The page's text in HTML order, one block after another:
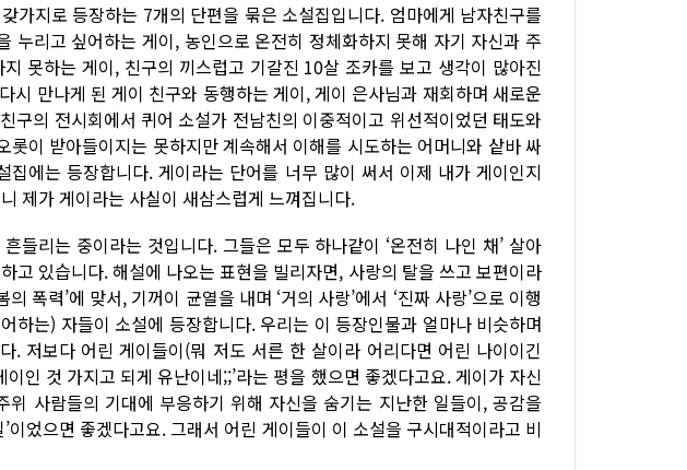
가지로 등장하는 7개의 단편을 묶은 소설집입니다. 엄마에게 남자친구를
누리고 싶어하는 게이, 농인으로 온전히 정체화하지 못해 자기 자신과 주
못하는 게이, 친구의 끼스럽고 기갈진 10살 조카를 보고 생각이 많아진
시 만나게 된 게이 친구와 동행하는 게이, 게이 은사님과 재회하며 새로운
구의 전시회에서 퀴어 소설가 전남친의 이중적이고 위선적이었던 태도와
이 받아들이지는 못하지만 계속해서 이해를 시도하는 어머니와 샅바 싸
에는 등장합니다. 게이라는 단어를 너무 많이 써서 이제 내가 게이인지
제가 게이라는 사실이 새삼스럽게 느껴집니다.
들리는 중이라는 것입니다. 그들은 모두 하나같이 ‘온전히 나인 채’ 살아
고 있습니다. 해설에 나오는 표현을 빌리자면, 사랑의 탈을 쓰고 보편이라
폭력’에 맞서, 기꺼이 균열을 내며 ‘거의 사랑’에서 ‘진짜 사랑’으로 이행
하는) 자들이 소설에 등장합니다. 우리는 이 등장인물과 얼마나 비슷하며
. 저보다 어린 게이들이(뭐 저도 서른 한 살이라 어리다면 어린 나이이긴
인 것 가지고 되게 유난이네;;’라는 평을 했으면 좋겠다고요. 게이가 자신
위 사람들의 기대에 부응하기 위해 자신을 숨기는 지난한 일들이, 공감을
이었으면 좋겠다고요. 그래서 어린 게이들이 이 소설을 구시대적이라고 비